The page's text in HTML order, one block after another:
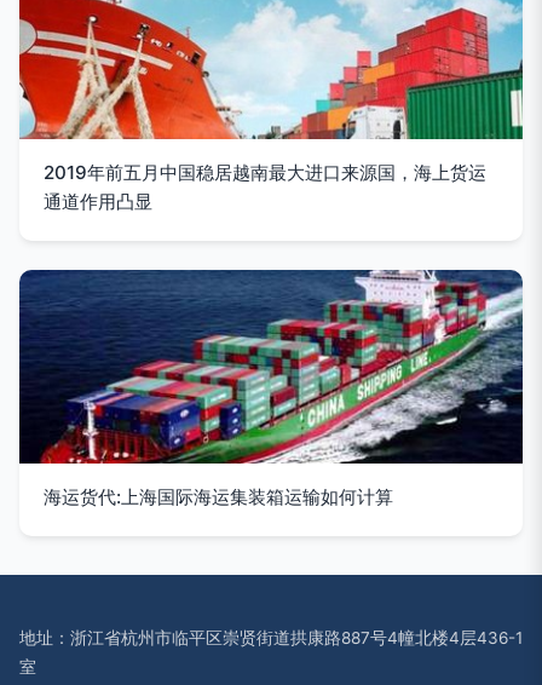
2019年前五月中国稳居越南最大进口来源国，海上货运
通道作用凸显
海运货代:上海国际海运集装箱运输如何计算
地址：浙江省杭州市临平区崇贤街道拱康路887号4幢北楼4层436-1
室